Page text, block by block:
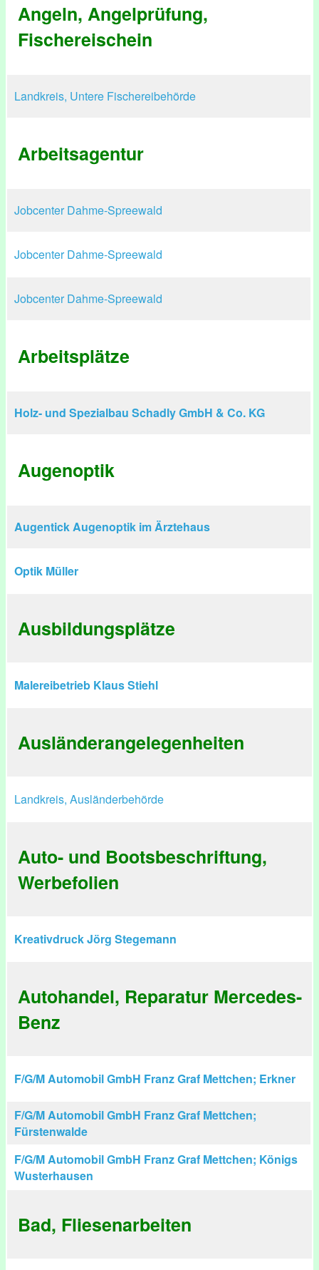
Angeln, Angelprüfung,
Fischereischein
Landkreis, Untere Fischereibehörde
Arbeitsagentur
Jobcenter Dahme-Spreewald
Jobcenter Dahme-Spreewald
Jobcenter Dahme-Spreewald
Arbeitsplätze
Holz- und Spezialbau Schadly GmbH & Co. KG
Augenoptik
Augentick Augenoptik im Ärztehaus
Optik Müller
Ausbildungsplätze
Malereibetrieb Klaus Stiehl
Ausländerangelegenheiten
Landkreis, Ausländerbehörde
Auto- und Bootsbeschriftung,
Werbefolien
Kreativdruck Jörg Stegemann
Autohandel, Reparatur Mercedes-
Benz
F/G/M Automobil GmbH Franz Graf Mettchen; Erkner
F/G/M Automobil GmbH Franz Graf Mettchen;
Fürstenwalde
F/G/M Automobil GmbH Franz Graf Mettchen; Königs
Wusterhausen
Bad, Fliesenarbeiten